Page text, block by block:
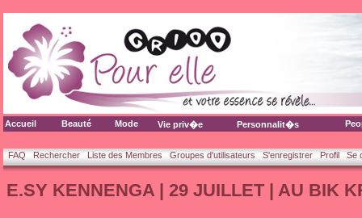
Accueil Beauté Mode Vie priv�e Personnalit�s
FAQ Rechercher Liste des Membres Groupes d'utilisateurs S'enregistrer Profil Se
E.SY KENNENGA | 29 JUILLET | AU BIK